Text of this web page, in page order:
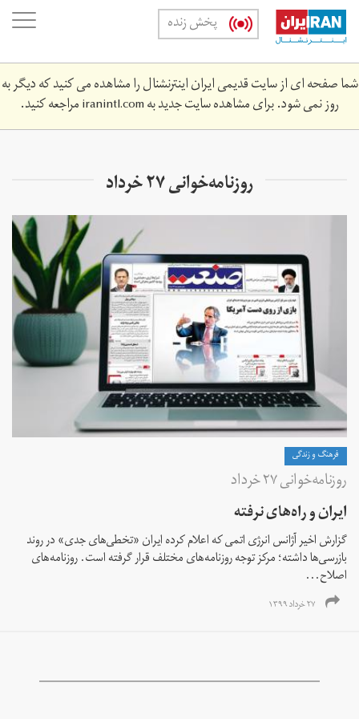
Skip
main
content
پخش زنده
شما صفحه ای از سایت قدیمی ایران اینترنشنال را مشاهده می کنید که دیگر به
روز نمی شود. برای مشاهده سایت جدید بهiranintl.comمراجعه کنید.
روزنامه‌خوانی ۲۷ خرداد
فرهنگ و زندگی
روزنامه‌خوانی ۲۷ خرداد
ایران و راه‌های نرفته
گزارش اخیر آژانس انرژی اتمی که اعلام کرده ایران «تخطی‌های جدی» در روند
بازرسی‌ها داشته؛ مرکز توجه روزنامه‌های مختلف قرار گرفته است. روزنامه‌های
اصلاح...
۲۷ خرداد ۱۳۹۹